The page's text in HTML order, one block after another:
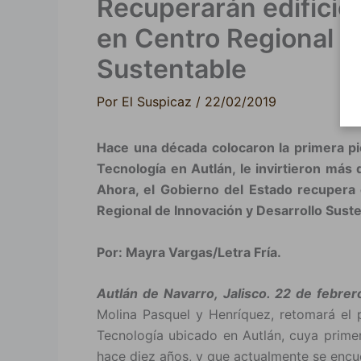
Recuperarán
en Centro Regional
Sustentable
Por El Suspicaz / 22/02/2019
Hace una década colocaron la primera
Tecnología en Autlán, le invirtieron
Ahora, el Gobierno del Estado
Regional de Innovación y Desarrollo
Por: Mayra Vargas/Letra Fría.
Autlán de Navarro, Jalisco. 22 de
Molina Pasquel y Henríquez, retomará
Tecnología ubicado en Autlán, cuya
hace diez años, y que actualmente se